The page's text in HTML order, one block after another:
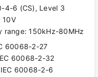
4-6 (CS), Level 3
10V
range: 150kHz-80MHz
60068-2-27
60068-2-32
60068-2-6